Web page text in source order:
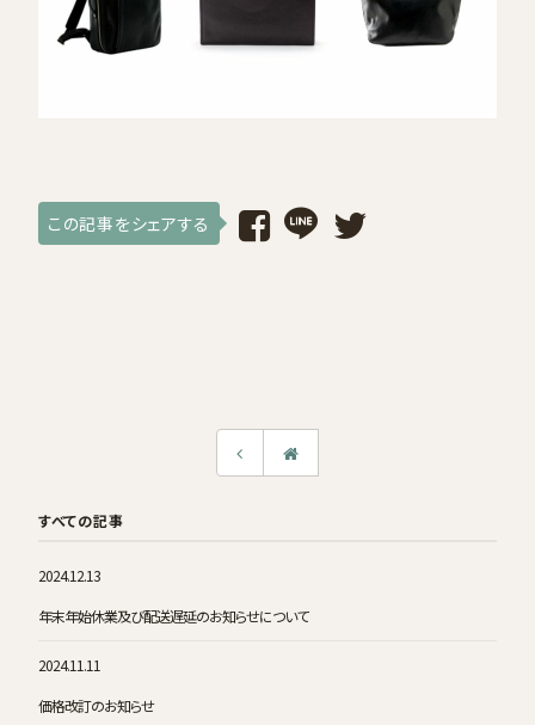
店舗一覧
ログイン / 会員登録
この記事をシェアする
すべての記事
2024.12.13
年末年始休業及び配送遅延のお知らせについて
2024.11.11
価格改訂のお知らせ